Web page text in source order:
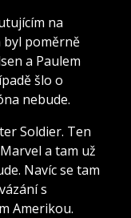
na
byl poměrně
a Paulem
šlo o
nebude.
Soldier. Ten
a tam už
Navíc se tam
s
Amerikou.